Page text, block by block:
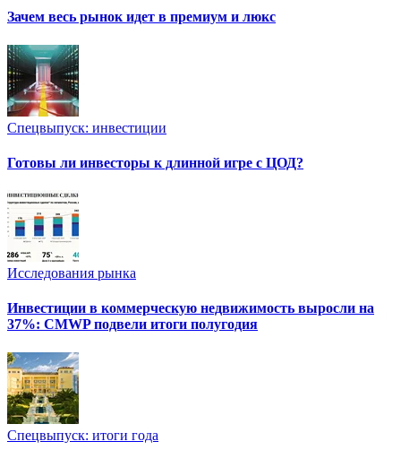
Зачем весь рынок идет в премиум и люкс
Спецвыпуск: инвестиции
Готовы ли инвесторы к длинной игре с ЦОД?
Исследования рынка
Инвестиции в коммерческую недвижимость выросли на
37%: CMWP подвели итоги полугодия
Спецвыпуск: итоги года